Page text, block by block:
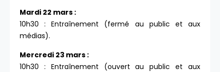
Mardi 22 mars :
10h30 : Entraînement (fermé au public et aux
médias).
Mercredi 23 mars :
10h30 : Entraînement (ouvert au public et aux